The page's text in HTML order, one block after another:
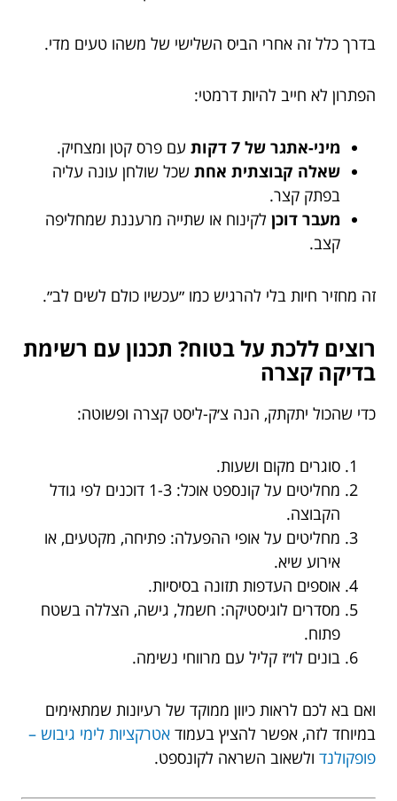
בדרך כלל זה אחרי הביס השלישי של משהו טעים מדי.
הפתרון לא חייב להיות דרמטי:
מיני-אתגר של 7 דקות
עם פרס קטן ומצחיק.
שאלה קבוצתית אחת שכל שולחן עונה עליה
בפתק קצר.
מעבר דוכן לקינוח או שתייה מרעננת שמחליפה
קצב.
זה מחזיר חיות בלי להרגיש כמו ״עכשיו כולם לשים לב״.
רוצים ללכת על בטוח? תכנון עם רשימת
בדיקה קצרה
כדי שהכול יתקתק, הנה צ׳ק-ליסט קצרה ופשוטה:
סוגרים מקום ושעות.
מחליטים על קונספט אוכל: 1-3 דוכנים לפי גודל
הקבוצה.
מחליטים על אופי ההפעלה: פתיחה, מקטעים, או
אירוע שיא.
אוספים העדפות תזונה בסיסיות.
מסדרים לוגיסטיקה: חשמל, גישה, הצללה בשטח
פתוח.
בונים לו״ז קליל עם מרווחי נשימה.
ואם בא לכם לראות כיוון ממוקד של רעיונות שמתאימים
במיוחד לזה, אפשר להציץ בעמוד אטרקציות לימי גיבוש –
פופקולנד ולשאוב השראה לקונספט.